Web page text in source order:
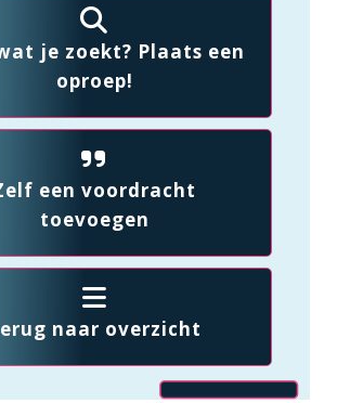
je zoekt? Plaats een
oproep!
een voordracht
toevoegen
naar overzicht